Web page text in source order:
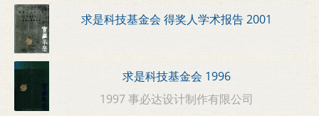
求是科技基金会 得奖人学术报告 2001
求是科技基金会 1996
1997 事必达设计制作有限公司